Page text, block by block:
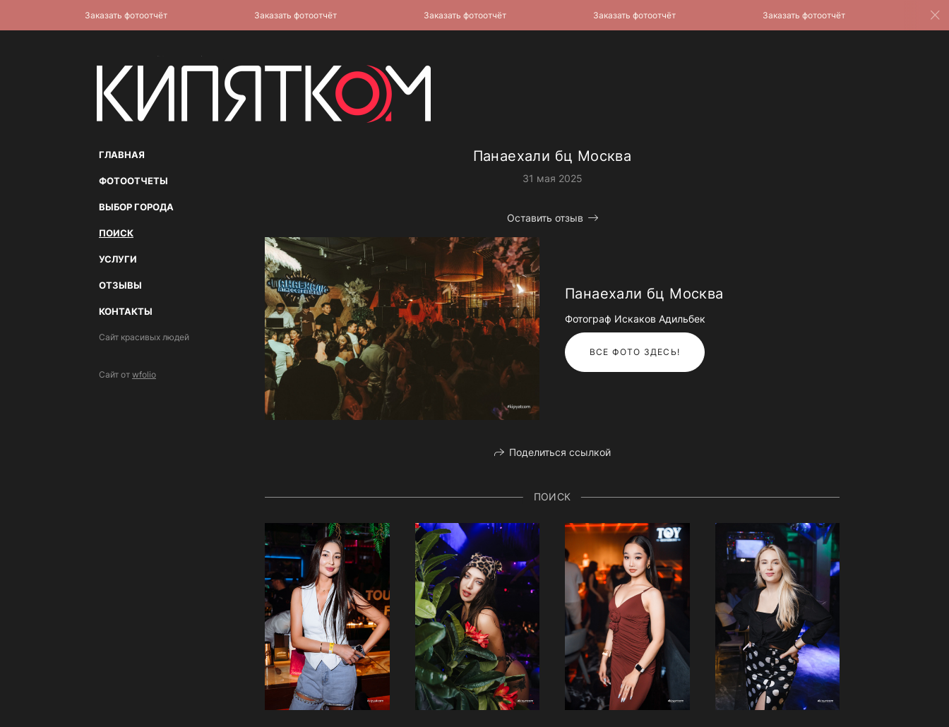
ГЛАВНАЯ
ФОТООТЧЕТЫ
ВЫБОР ГОРОДА
ПОИСК
УСЛУГИ
ОТЗЫВЫ
КОНТАКТЫ
Сайт красивых людей
Сайт от wfolio
Панаехали бц Москва
31 мая 2025
Оставить отзыв
Панаехали бц Москва
Фотограф Искаков Адильбек
ВСЕ ФОТО ЗДЕСЬ!
Поделиться ссылкой
ПОИСК
Заказать фотоотчёт Заказать фотоотчёт Заказать фотоотчёт Заказать фотоотчёт Заказать фотоотчёт